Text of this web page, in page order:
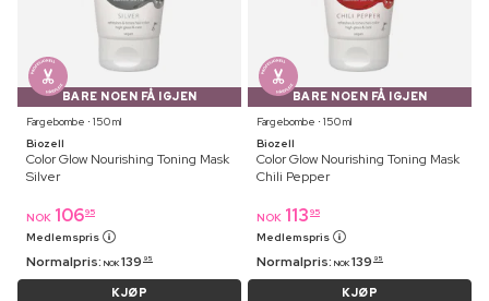
BARE NOEN FÅ IGJEN
Fargebombe ⋅ 150 ml
Biozell
Color Glow Nourishing Toning Mask
Silver
NOK 10695
Medlemspris
Normalpris: NOK 139 95
KJØP
BARE NOEN FÅ IGJEN
Fargebombe ⋅ 150 ml
Biozell
Color Glow Nourishing Toning Mask
Chili Pepper
NOK 113 95
Medlemspris
Normalpris: NOK 139 95
KJØP